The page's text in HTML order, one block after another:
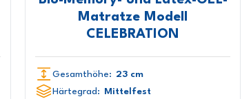
Matratze Modell
CELEBRATION
Gesamthöhe: 23 cm
Härtegrad: Mittelfest